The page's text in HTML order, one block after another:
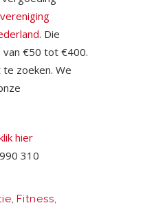
. Die
van €50 tot €400.
zoeken. We
hier
310
, Fitness,